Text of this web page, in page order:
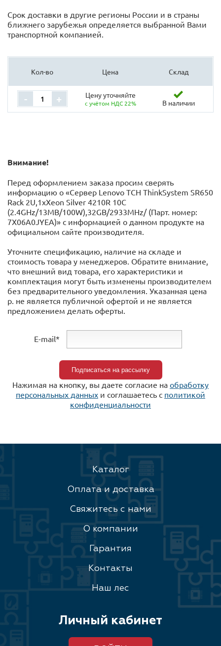
Срок доставки в другие регионы России и в страны
ближнего зарубежья определяется выбранной Вами
транспортной компанией.
Кол-во Цена Склад
- + Цену уточняйте
с учётом НДС 22% В наличии
Внимание!
Перед оформлением заказа просим сверять
информацию о «Сервер Lenovo TCH ThinkSystem SR650
Rack 2U,1xXeon Silver 4210R 10C
(2.4GHz/13MB/100W),32GB/2933MHz/ (Парт. номер:
7X06A0JYEA)» с информацией o данном продукте на
официальном сайте производителя.
Уточните спецификацию, наличие на складе и
стоимость товара у менеджеров. Обратите внимание,
что внешний вид товара, его характеристики и
комплектация могут быть изменены производителем
без предварительного уведомления. Указанная цена
р. не является публичной офертой и не является
предложением делать оферты.
E-mail*
Нажимая на кнопку, вы даете согласие на обработку
персональных данных и соглашаетесь c политикой
конфиденциальности
Каталог
Оплата и доставка
Свяжитесь с нами
О компании
Гарантия
Контакты
Наш лес
Личный кабинет